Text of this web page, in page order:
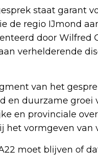
staat garant
de regio IJmond
door Wilfred
verhelderende
van het
en duurzame groei
en provinciale
het vormgeven van
moet blijven of